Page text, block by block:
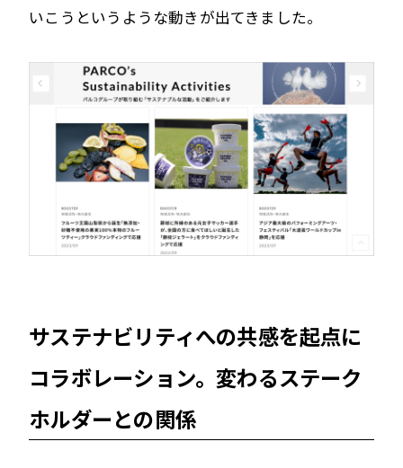
いこうというような動きが出てきました。
サステナビリティへの共感を起点に
コラボレーション。変わるステーク
ホルダーとの関係